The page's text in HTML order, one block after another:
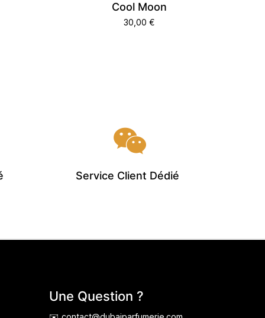
Cool Moon
30,00 €
Service Client Dédié
Une Question ?